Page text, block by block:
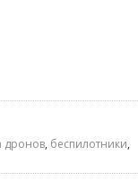
дронов, беспилотники,